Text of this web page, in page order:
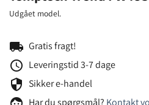
Udgået model.
local_shipping Gratis fragt!
schedule Leveringstid 3-7 dage
security Sikker e-handel
Har du spørgsmål? Kontakt